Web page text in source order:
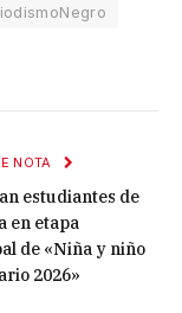
NOTA
estudiantes de
en etapa
de «Niña y niño
2026»